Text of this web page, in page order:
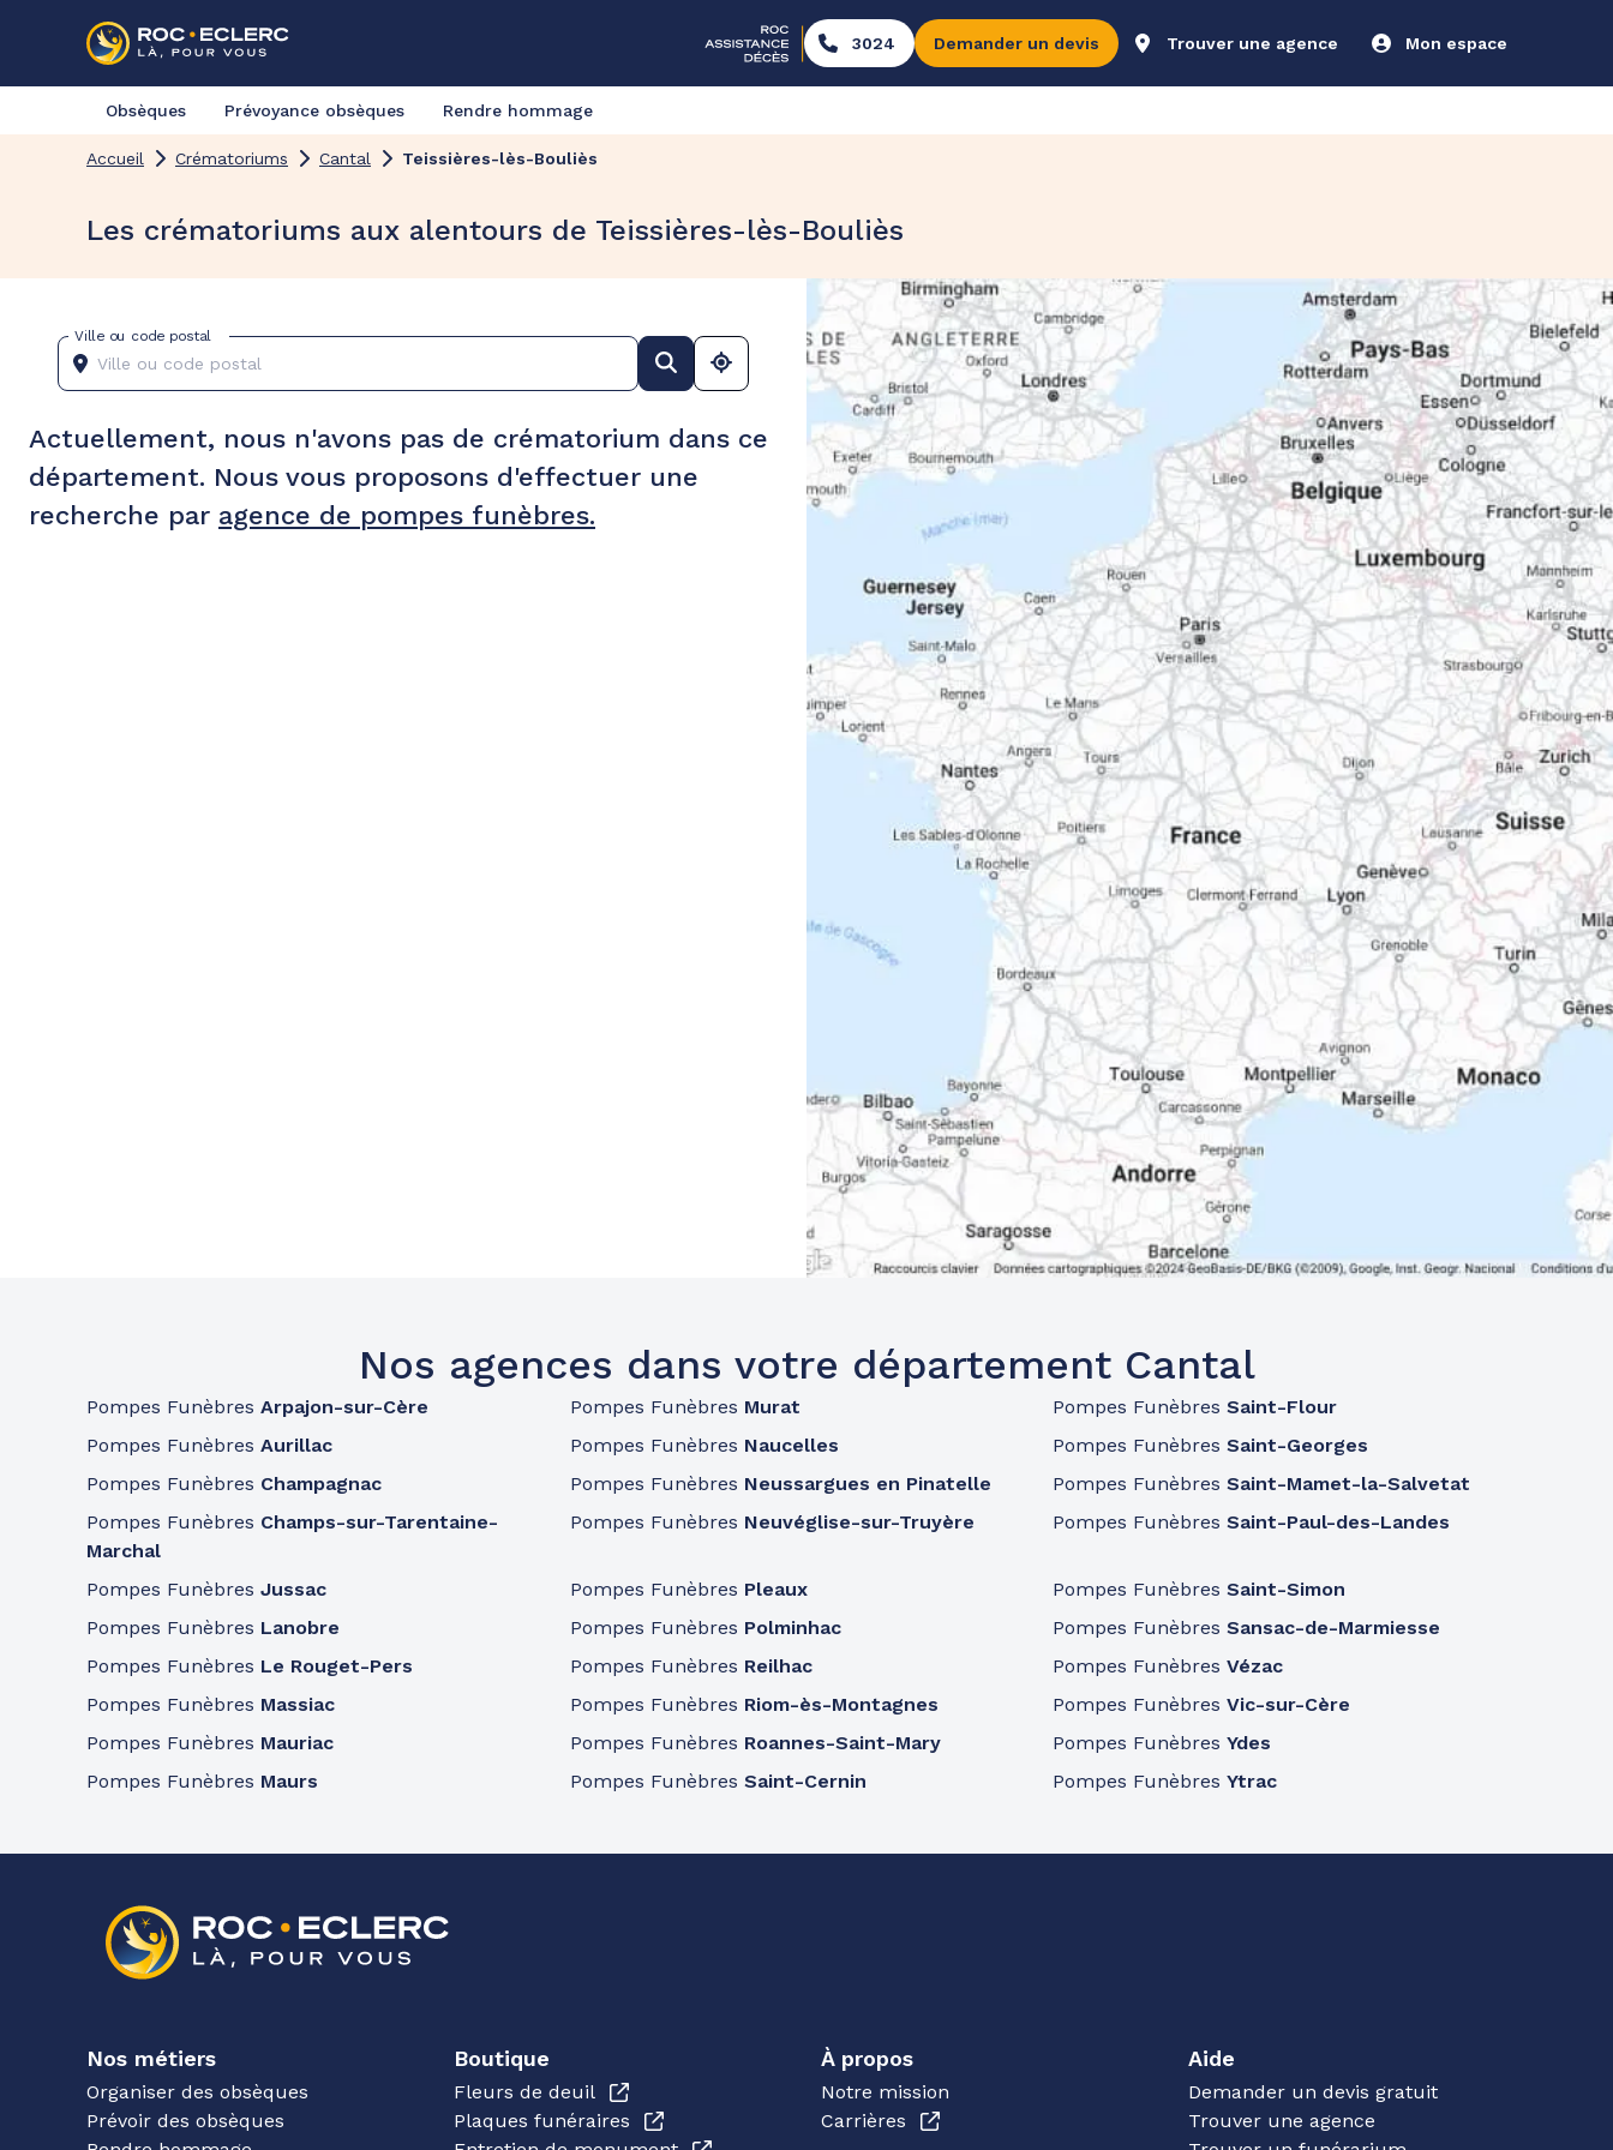
3024 Demander un devis Trouver une agence Mon espace
Obsèques Prévoyance obsèques Rendre hommage
Accueil Crématoriums Cantal Teissières-lès-Bouliès
Les crématoriums aux alentours de Teissières-lès-Bouliès
Ville ou code postal
Actuellement, nous n'avons pas de crématorium dans ce
département. Nous vous proposons d'effectuer une
recherche par agence de pompes funèbres.
Nos agences dans votre département Cantal
Pompes Funèbres Arpajon-sur-Cère
Pompes Funèbres Aurillac
Pompes Funèbres Champagnac
Pompes Funèbres Champs-sur-Tarentaine-
Marchal
Pompes Funèbres Jussac
Pompes Funèbres Lanobre
Pompes Funèbres Le Rouget-Pers
Pompes Funèbres Massiac
Pompes Funèbres Mauriac
Pompes Funèbres Maurs
Pompes Funèbres Murat
Pompes Funèbres Naucelles
Pompes Funèbres Neussargues en Pinatelle
Pompes Funèbres Neuvéglise-sur-Truyère
Pompes Funèbres Pleaux
Pompes Funèbres Polminhac
Pompes Funèbres Reilhac
Pompes Funèbres Riom-ès-Montagnes
Pompes Funèbres Roannes-Saint-Mary
Pompes Funèbres Saint-Cernin
Pompes FunèbresSaint-Flour
Pompes FunèbresSaint-Georges
Pompes FunèbresSaint-Mamet-la-Salvetat
Pompes FunèbresSaint-Paul-des-Landes
Pompes FunèbresSaint-Simon
Pompes FunèbresSansac-de-Marmiesse
Pompes FunèbresVézac
Pompes FunèbresVic-sur-Cère
Pompes FunèbresYdes
Pompes FunèbresYtrac
Nos métiers
Organiser des obsèques
Prévoir des obsèques
Boutique
Fleurs de deuil
Plaques funéraires
À propos
Notre mission
Carrières
Aide
Demander un devis gratuit
Trouver une agence